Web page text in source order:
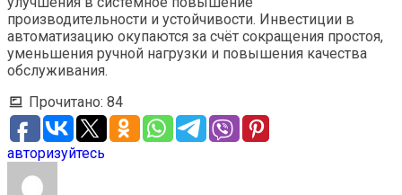
производительности и устойчивости. Инвестиции в
автоматизацию окупаются за счёт сокращения простоя,
уменьшения ручной нагрузки и повышения качества
обслуживания.
Прочитано: 84
авторизуйтесь